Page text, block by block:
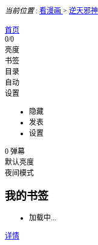
当前位置: 看漫画 > 逆天邪神
首页
0/0
亮度
书签
目录
自动
设置
隐藏
发表
设置
0 弹幕
默认亮度
夜间模式
我的书签
加载中...
详情